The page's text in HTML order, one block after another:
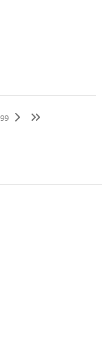
99